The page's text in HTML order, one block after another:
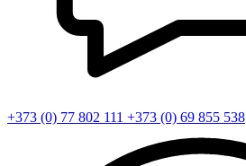
+373 (0) 77 802 111 +373 (0) 69 855 538